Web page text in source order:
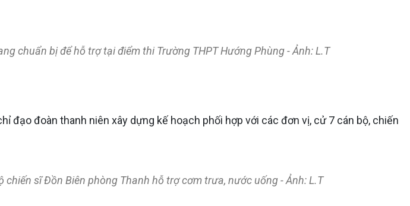
chuẩn bị để hỗ trợ tại điểm thi Trường THPT Hướng Phùng - Ảnh: L.T
đoàn thanh niên xây dựng kế hoạch phối hợp với các đơn vị, cử 7 cán bộ, chiến
sĩ Đồn Biên phòng Thanh hỗ trợ cơm trưa, nước uống - Ảnh: L.T